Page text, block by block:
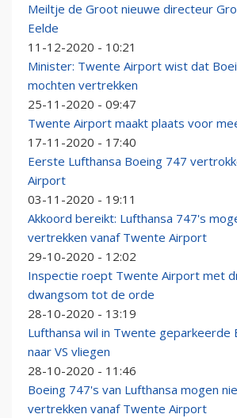
Meiltje de Groot nieuwe directeur
Eelde
11-12-2020 - 10:21
Minister: Twente Airport wist dat
mochten vertrekken
25-11-2020 - 09:47
Twente Airport maakt plaats voor
17-11-2020 - 17:40
Eerste Lufthansa Boeing 747
Airport
03-11-2020 - 19:11
Akkoord bereikt: Lufthansa 747's
vertrekken vanaf Twente Airport
29-10-2020 - 12:02
Inspectie roept Twente Airport met
dwangsom tot de orde
28-10-2020 - 13:19
Lufthansa wil in Twente geparkeerde
naar VS vliegen
28-10-2020 - 11:46
Boeing 747's van Lufthansa mogen
vertrekken vanaf Twente Airport